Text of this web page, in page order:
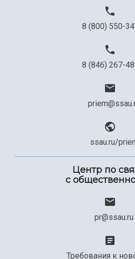
8 (800) 550-
8 (846) 267-
ssau.ru/
Центр по
с
pr@ssau.ru
Требования к